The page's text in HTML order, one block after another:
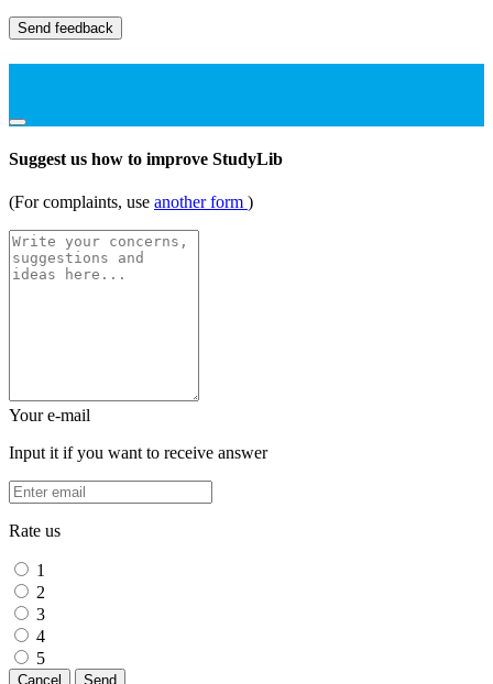
Send feedback
Suggest us how to improve StudyLib
(For complaints, use another form )
Your e-mail
Input it if you want to receive answer
Rate us
1
2
3
4
5
Cancel Send